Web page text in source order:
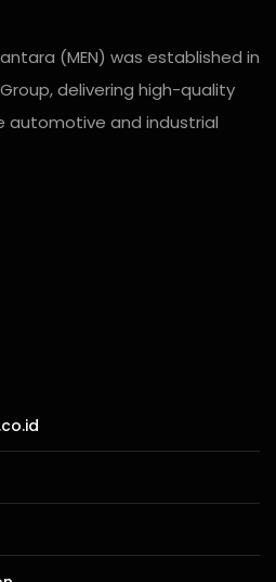
(MEN) was established in
delivering high-quality
and industrial